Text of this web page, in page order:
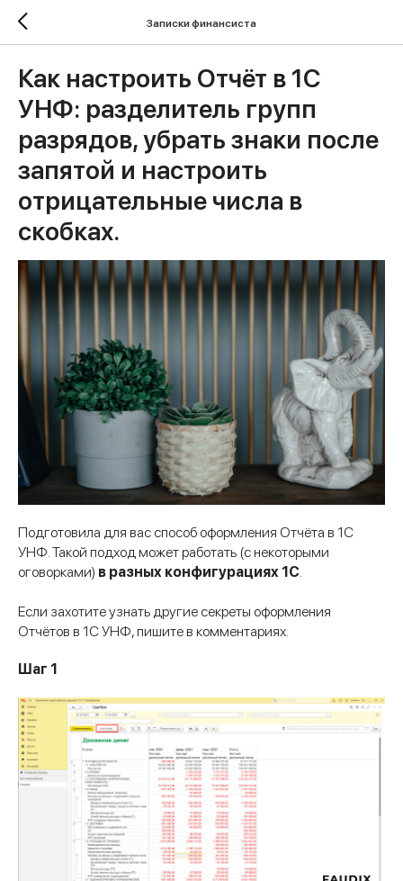
Записки финансиста
Как настроить Отчёт в 1С
УНФ: разделитель групп
разрядов, убрать знаки после
запятой и настроить
отрицательные числа в
скобках.
Подготовила для вас способ оформления Отчёта в 1С
УНФ. Такой подход может работать (с некоторыми
оговорками) в разных конфигурациях 1С.
Если захотите узнать другие секреты оформления
Отчётов в 1С УНФ, пишите в комментариях.
Шаг 1